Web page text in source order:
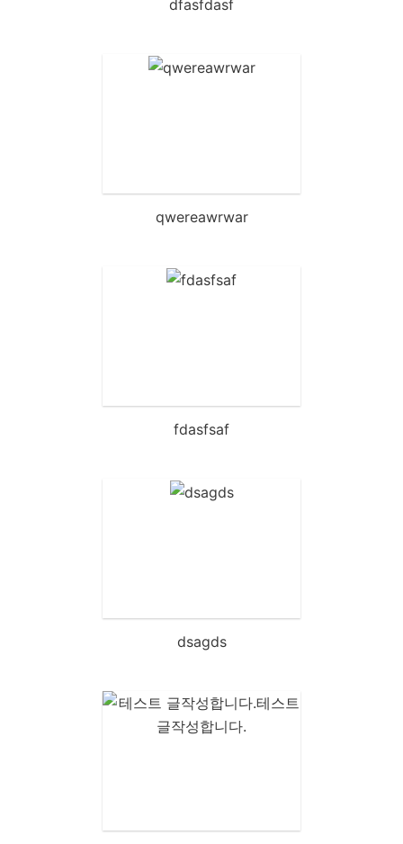
dfasfdasf
qwereawrwar
fdasfsaf
dsagds